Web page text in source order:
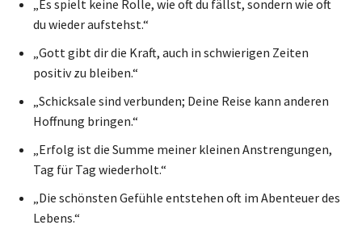
„Es spielt keine Rolle, wie oft du fällst, sondern wie oft
du wieder aufstehst.“
„Gott gibt dir die Kraft, auch in schwierigen Zeiten
positiv zu bleiben.“
„Schicksale sind verbunden; Deine Reise kann anderen
Hoffnung bringen.“
„Erfolg ist die Summe meiner kleinen Anstrengungen,
Tag für Tag wiederholt.“
„Die schönsten Gefühle entstehen oft im Abenteuer des
Lebens.“